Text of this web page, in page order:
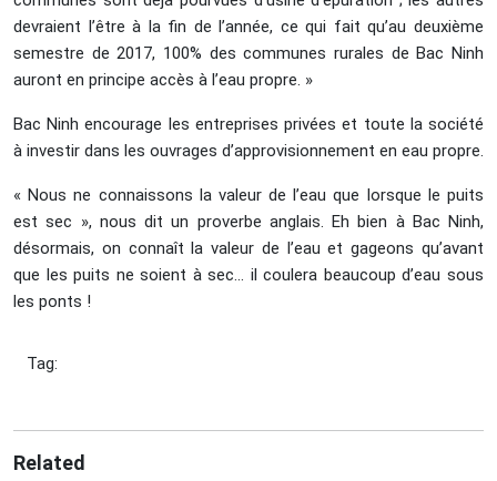
devraient l’être à la fin de l’année, ce qui fait qu’au deuxième
semestre de 2017, 100% des communes rurales de Bac Ninh
auront en principe accès à l’eau propre. »
Bac Ninh encourage les entreprises privées et toute la société
à investir dans les ouvrages d’approvisionnement en eau propre.
« Nous ne connaissons la valeur de l’eau que lorsque le puits
est sec », nous dit un proverbe anglais. Eh bien à Bac Ninh,
désormais, on connaît la valeur de l’eau et gageons qu’avant
que les puits ne soient à sec... il coulera beaucoup d’eau sous
les ponts !
Tag:
Related